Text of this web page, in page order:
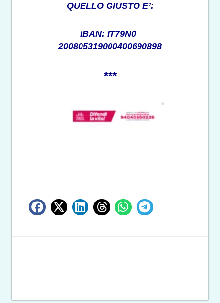
QUELLO GIUSTO E’:
IBAN: IT79N0
200805319000400690898
***